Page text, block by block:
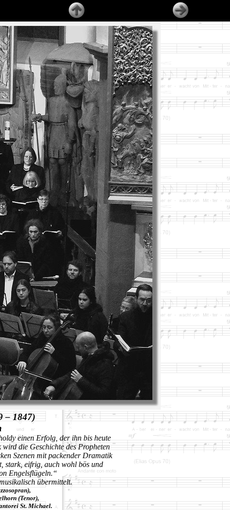
– 1847)
einen Erfolg, der ihn bis heute
die Geschichte des Propheten
Szenen mit packender Dramatik
stark, eifrig, auch wohl bös und
Engelsflügeln.“
übermittelt.
(Tenor),
St. Michael.